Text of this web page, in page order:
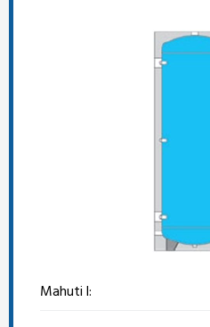
Mahuti l: